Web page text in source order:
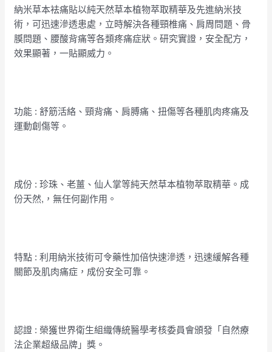
納米草本袪痛貼以純天然草本植物萃取精華及先進納米技
術，可迅速滲透患處，立時解決各種頸椎痛、肩周問題、骨
膜問題、腰酸背痛等各類疼痛症狀。研究實證，安全配方，
效果顯著，一貼顯威力。
功能 : 舒筋活絡、頸背痛、肩膊痛、扭傷等各種肌肉疼痛及
運動創傷等。
成份 : 珍珠、老薑、仙人掌等純天然草本植物萃取精華。成
份天然,，無任何副作用。
特點 : 利用納米技術可令藥性加倍快速滲透，迅速緩解各種
關節及肌肉痛症，成份安全可靠。
認證 : 榮獲世界衛生組織傳統醫學考核委員會頒發「自然療
法企業超級品牌」獎。